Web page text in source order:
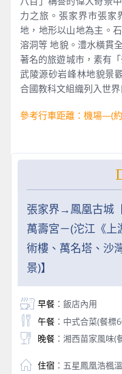
力之旅。張家界市張家
地，地形以山地為主。
溶洞等 地貌。澧水橫貫
著名的旅遊城市，素有
武陵源砂岩峰林地貌景
合國教科文組織列入世界
參考行車距離：機場—(
張家界→鳳凰古城
萬壽宮－(沱江《
術樓、萬名塔、沙
景)】
早餐：飯店內用
午餐：中式合菜(餐標
晚餐：湘西苗家風味(
住宿 ：五星鳳凰浩楓